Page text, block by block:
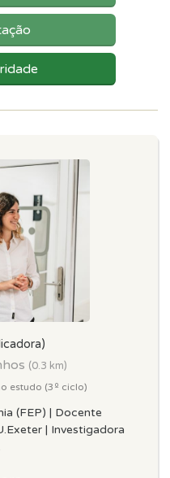
(0.3 km)
estudo (3º ciclo)
(FEP) | Docente
| Investigadora